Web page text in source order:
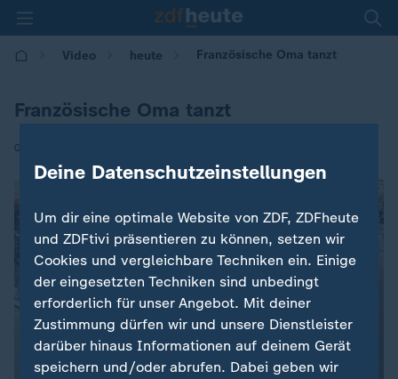
Video heute Französische Oma tanzt
Französische Oma tanzt
07.05.2017 | 12:30
Deine Datenschutzeinstellungen
Um dir eine optimale Website von ZDF, ZDFheute
und ZDFtivi präsentieren zu können, setzen wir
Cookies und vergleichbare Techniken ein. Einige
der eingesetzten Techniken sind unbedingt
erforderlich für unser Angebot. Mit deiner
Zustimmung dürfen wir und unsere Dienstleister
darüber hinaus Informationen auf deinem Gerät
speichern und/oder abrufen. Dabei geben wir